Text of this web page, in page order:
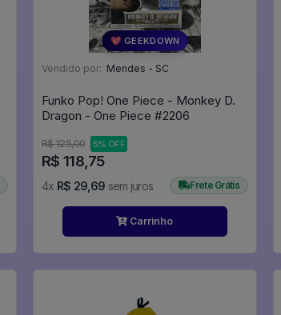
💖 GEEKDOWN
Vendido por: Mendes - SC
Funko Pop! One Piece - Monkey D.
Dragon - One Piece #2206
R$ 125,00 5% OFF
R$ 118,75
4x R$ 29,69 sem juros Frete Grátis
Carrinho